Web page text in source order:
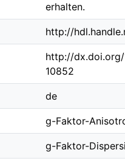
erhalten.
http://
http://dx.doi.org/
10852
de
g-Faktor-
g-Faktor-